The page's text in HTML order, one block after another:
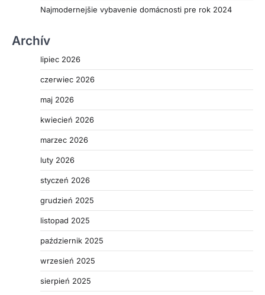
Najmodernejšie vybavenie domácnosti pre rok 2024
Archív
lipiec 2026
czerwiec 2026
maj 2026
kwiecień 2026
marzec 2026
luty 2026
styczeń 2026
grudzień 2025
listopad 2025
październik 2025
wrzesień 2025
sierpień 2025